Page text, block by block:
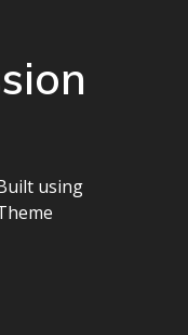
using